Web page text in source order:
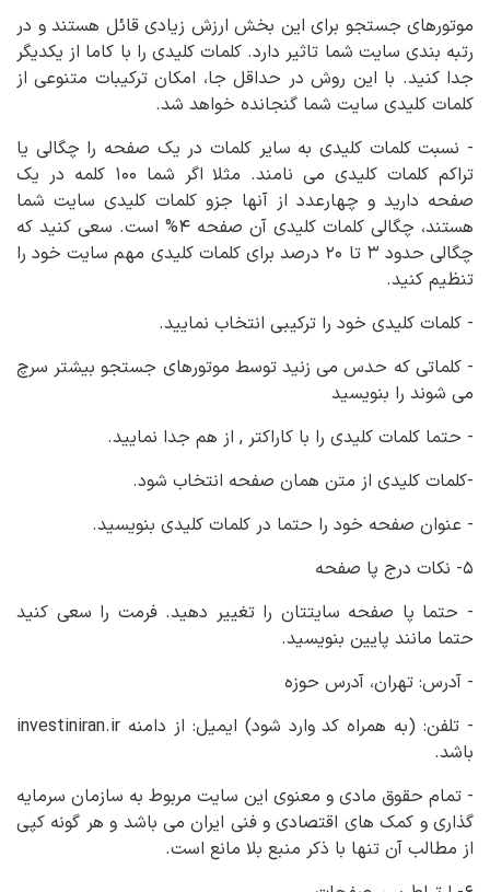
موتورهای جستجو برای این بخش ارزش زیادی قائل هستند و در
رتبه بندی سایت شما تاثیر دارد. کلمات کلیدی را با کاما از یکدیگر
جدا کنید. با این روش در حداقل جا، امکان ترکیبات متنوعی از
کلمات کلیدی سایت شما گنجانده خواهد شد.
- نسبت کلمات کلیدی به سایر کلمات در یک صفحه را چگالی یا
تراکم کلمات کلیدی می نامند. مثلا اگر شما ۱۰۰ کلمه در یک
صفحه دارید و چهارعدد از آنها جزو کلمات کلیدی سایت شما
هستند، چگالی کلمات کلیدی آن صفحه ۴% است. سعی کنید که
چگالی حدود ۳ تا ۲۰ درصد برای کلمات کلیدی مهم سایت خود را
تنظیم کنید.
- کلمات کلیدی خود را ترکیبی انتخاب نمایید.
- کلماتی که حدس می زنید توسط موتورهای جستجو بیشتر سرچ
می شوند را بنویسید
- حتما کلمات کلیدی را با کاراکتر , از هم جدا نمایید.
-کلمات کلیدی از متن همان صفحه انتخاب شود.
- عنوان صفحه خود را حتما در کلمات کلیدی بنویسید.
۵- نکات درج پا صفحه
- حتما پا صفحه سایتتان را تغییر دهید. فرمت را سعی کنید
حتما مانند پایین بنویسید.
- آدرس: تهران، آدرس حوزه
- تلفن: (به همراه کد وارد شود) ایمیل: از دامنه investiniran.ir
باشد.
- تمام حقوق مادی و معنوی این سایت مربوط به سازمان سرمایه
گذاری و کمک های اقتصادی و فنی ایران می باشد و هر گونه کپی
از مطالب آن تنها با ذکر منبع بلا مانع است.